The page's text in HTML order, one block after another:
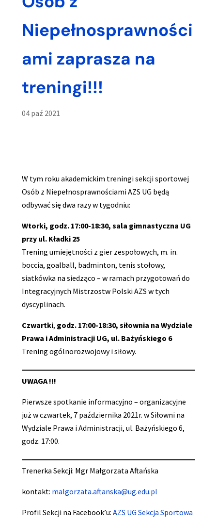
Niepełnosprawności
ami zaprasza na
treningi!!!
04 paź 2021
W tym roku akademickim treningi sekcji sportowej
Osób z Niepełnosprawnościami AZS UG będą
odbywać się dwa razy w tygodniu:
Wtorki, godz. 17:00-18:30, sala gimnastyczna UG
przy ul. Kładki 25
Trening umiejętności z gier zespołowych, m. in.
boccia, goalball, badminton, tenis stołowy,
siatkówka na siedząco – w ramach przygotowań do
Integracyjnych Mistrzostw Polski AZS w tych
dyscyplinach.
Czwartki, godz. 17:00-18:30, siłownia na Wydziale
Prawa i Administracji UG, ul. Bażyńskiego 6
Trening ogólnorozwojowy i siłowy.
UWAGA !!!
Pierwsze spotkanie informacyjno – organizacyjne
już w czwartek, 7 października 2021r. w Siłowni na
Wydziale Prawa i Administracji, ul. Bażyńskiego 6,
godz. 17:00.
Trenerka Sekcji: Mgr Małgorzata Aftańska
kontakt: malgorzata.aftanska@ug.edu.pl
Profil Sekcji na Facebook’u: AZS UG Sekcja Sportowa